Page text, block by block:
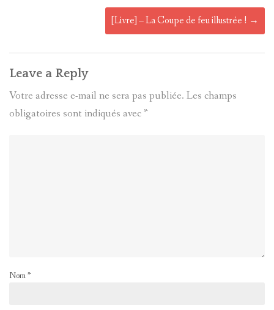
[Livre] – La Coupe de feu illustrée ! →
Leave a Reply
Votre adresse e-mail ne sera pas publiée. Les champs
obligatoires sont indiqués avec*
Nom*